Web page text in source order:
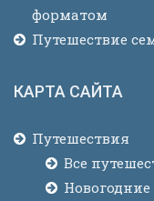
форматом
Путешествие
КАРТА САЙТА
Путешествия
Все